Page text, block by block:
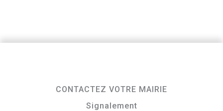
CONTACTEZ VOTRE MAIRIE
Signalement